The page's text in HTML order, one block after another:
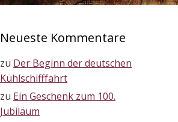
Neueste Kommentare
zu Der Beginn der deutschen
Kühlschifffahrt
zu Ein Geschenk zum 100.
Jubiläum